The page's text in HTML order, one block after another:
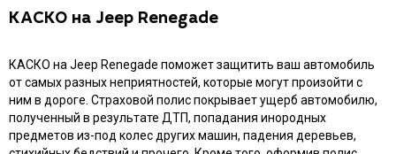
КАСКО на Jeep Renegade
КАСКО на Jeep Renegade поможет защитить ваш автомобиль
от самых разных неприятностей, которые могут произойти с
ним в дороге. Страховой полис покрывает ущерб автомобилю,
полученный в результате ДТП, попадания инородных
предметов из-под колес других машин, падения деревьев,